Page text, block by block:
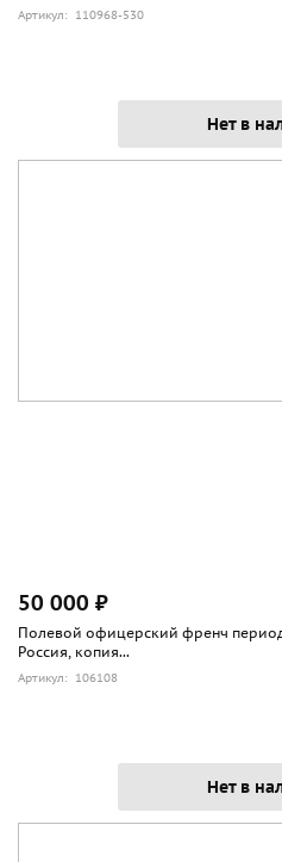
Артикул: 110968-530
Нет в
50 000 ₽
Полевой офицерский френч
Россия, копия...
Артикул: 106108
Нет в